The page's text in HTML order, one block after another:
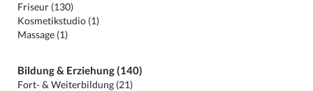
Friseur (130)
Kosmetikstudio (1)
Massage (1)
Bildung & Erziehung (140)
Fort- & Weiterbildung (21)